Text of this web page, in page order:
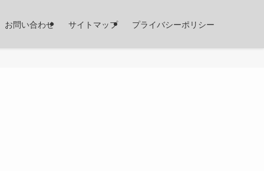
お問い合わせ サイトマップ プライバシーポリシー